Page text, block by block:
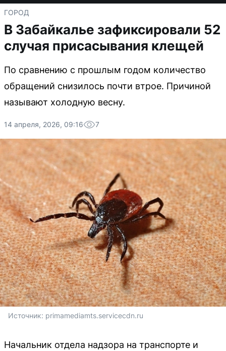
ГОРОД
В Забайкалье зафиксировали 52
случая присасывания клещей
По сравнению с прошлым годом количество
обращений снизилось почти втрое. Причиной
называют холодную весну.
14 апреля, 2026, 09:16 7
Источник: primamediamts.servicecdn.ru
Начальник отдела надзора на транспорте и